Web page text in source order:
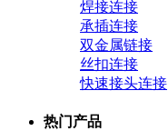
焊接连接
承插连接
双金属链接
丝扣连接
快速接头连接
热门产品